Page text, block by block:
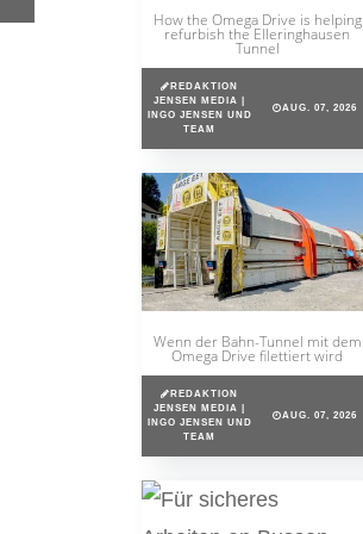
How the Omega Drive is helping
refurbish the Elleringhausen
Tunnel
REDAKTION
JENSEN MEDIA |
INGO JENSEN UND
TEAM
AUG. 07, 2026
Wenn der Bahn-Tunnel mit dem
Omega Drive filettiert wird
REDAKTION
JENSEN MEDIA |
INGO JENSEN UND
TEAM
AUG. 07, 2026